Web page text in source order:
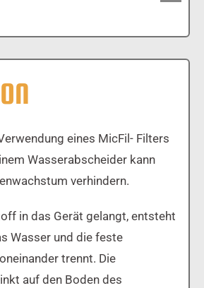
eines MicFil- Filters
Wasserabscheider kann
verhindern.
in das Gerät gelangt, entsteht
Wasser und die feste
trennt. Die
auf den Boden des